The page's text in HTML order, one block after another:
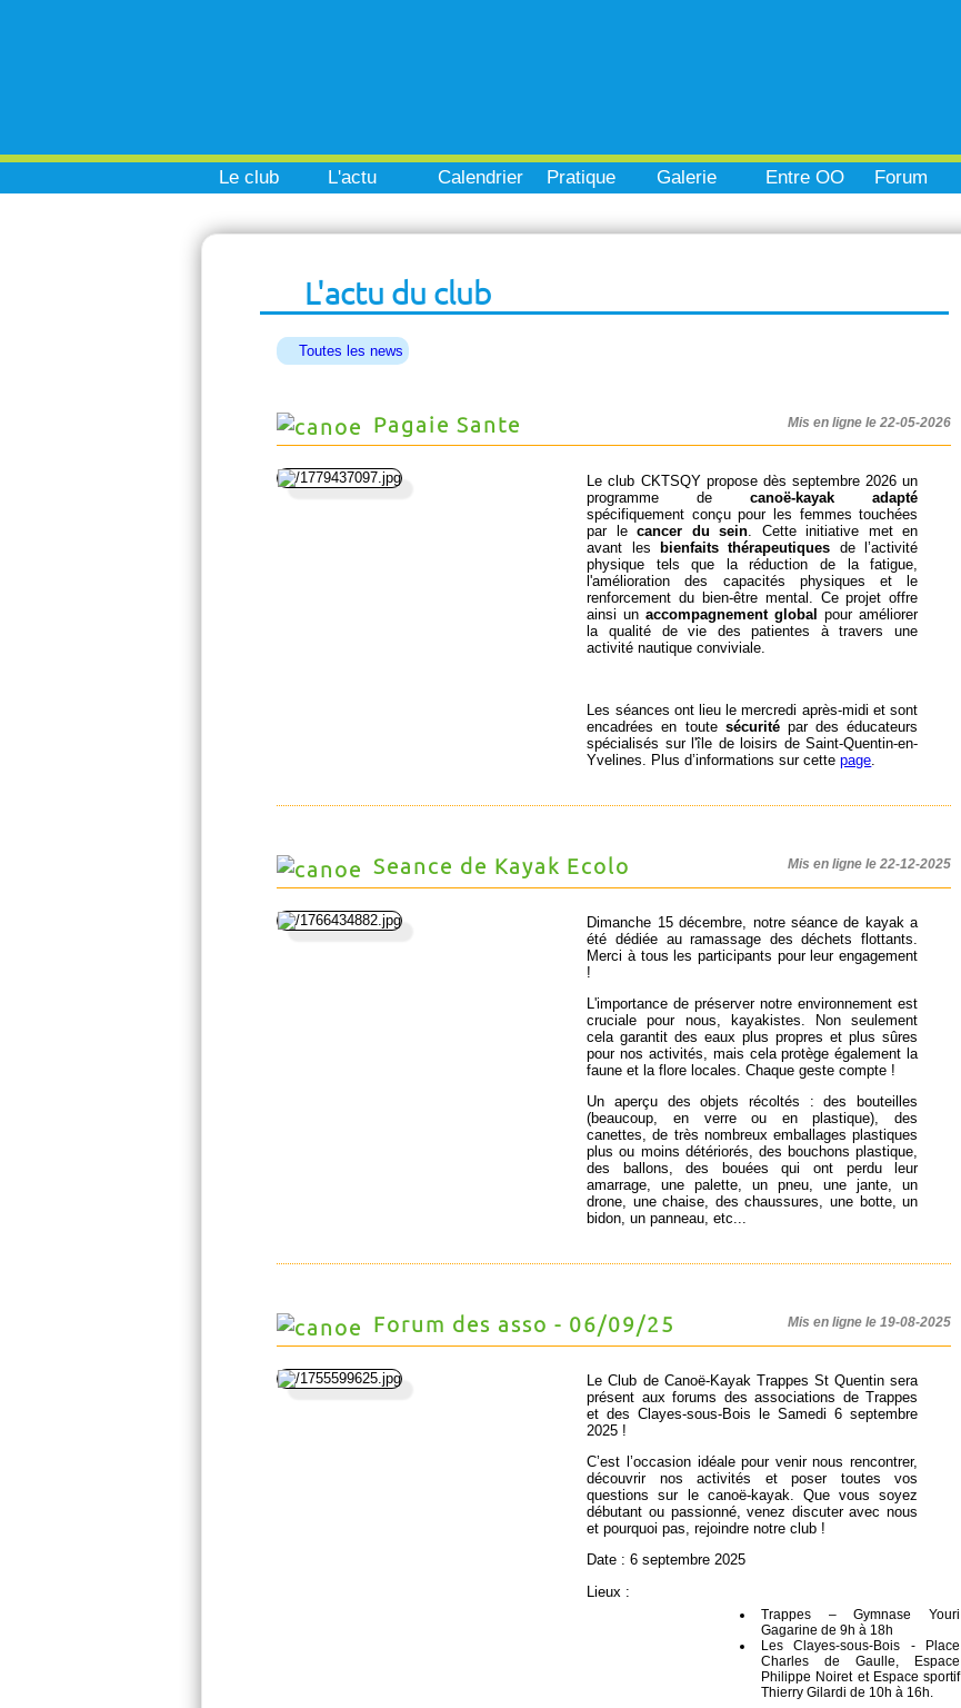
Le club L'actu Calendrier Pratique Galerie Entre OO Forum
L'actu du club
Toutes les news
Pagaie Sante Mis en ligne le 22-05-2026
Le club CKTSQY propose dès septembre 2026 un
programme decanoë-kayak adapté
spécifiquement conçu pour les femmes touchées
par lecancer du sein . Cette initiative met en
avant lesbienfaits thérapeutiques de l’activité
physique tels que la réduction de la fatigue,
l'amélioration des capacités physiques et le
renforcement du bien-être mental. Ce projet offre
ainsi unaccompagnement global pour améliorer
la qualité de vie des patientes à travers une
activité nautique conviviale.
Les séances ont lieu le mercredi après-midi et sont
encadrées en toute sécuritépar des éducateurs
spécialisés sur l'île de loisirs de Saint-Quentin-en-
Yvelines. Plus d’informations sur cettepage
Seance de Kayak Ecolo Mis en ligne le 22-12-2025
Dimanche 15 décembre, notre séance de kayak a
été dédiée au ramassage des déchets flottants.
Merci à tous les participants pour leur engagement
!
L'importance de préserver notre environnement est
cruciale pour nous, kayakistes. Non seulement
cela garantit des eaux plus propres et plus sûres
pour nos activités, mais cela protège également la
faune et la flore locales. Chaque geste compte !
Un aperçu des objets récoltés : des bouteilles
(beaucoup, en verre ou en plastique), des
canettes, de très nombreux emballages plastiques
plus ou moins détériorés, des bouchons plastique,
des ballons, des bouées qui ont perdu leur
amarrage, une palette, un pneu, une jante, un
drone, une chaise, des chaussures, une botte, un
bidon, un panneau, etc...
Forum des asso - 06/09/25 Mis en ligne le 19-08-2025
Le Club de Canoë-Kayak Trappes St Quentin sera
présent aux forums des associations de Trappes
et des Clayes-sous-Bois le Samedi 6 septembre
2025 !
C’est l’occasion idéale pour venir nous rencontrer,
découvrir nos activités et poser toutes vos
questions sur le canoë-kayak. Que vous soyez
débutant ou passionné, venez discuter avec nous
et pourquoi pas, rejoindre notre club !
Date : 6 septembre 2025
Lieux :
Trappes – Gymnase Youri
Gagarine de 9h à 18h
Les Clayes-sous-Bois - Place
Charles de Gaulle, Espace
Philippe Noiret et Espace sportif
Thierry Gilardi de 10h à 16h.